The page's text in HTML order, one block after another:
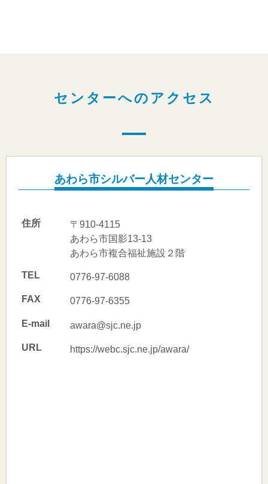
センターへのアクセス
あわら市シルバー人材センター
住所
〒910-4115
あわら市国影13-13
あわら市複合福祉施設２階
TEL 0776-97-6088
FAX 0776-97-6355
E-mail awara@sjc.ne.jp
URL https://webc.sjc.ne.jp/awara/